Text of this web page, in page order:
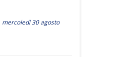
mercoledì 30 agosto